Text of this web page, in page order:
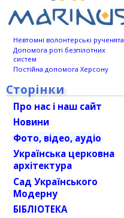
Невтомні волонтерські рученята
Допомога роті безпілотних
систем
Постійна допомога Херсону
Сторінки
Про нас і наш сайт
Новини
Фото, відео, аудіо
Українська церковна
архітектура
Сад Українського
Модерну
БІБЛІОТЕКА